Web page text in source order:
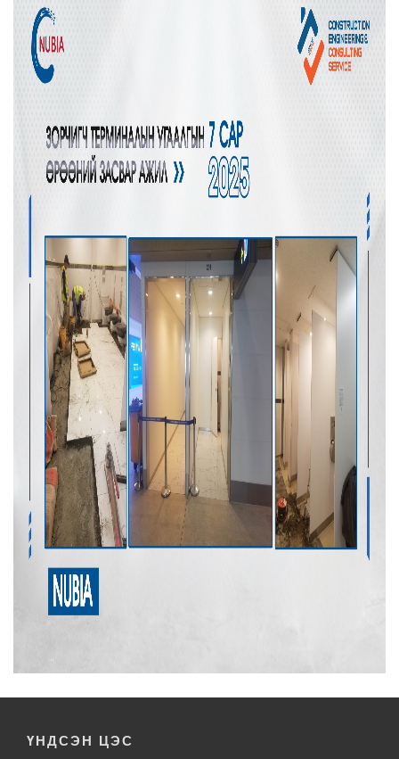
ҮНДСЭН ЦЭС